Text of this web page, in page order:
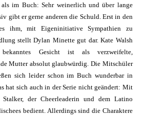
als im Buch: Sehr weinerlich und über lange
gibt er gerne anderen die Schuld. Erst in den
ihm, mit Eigeninitiative Sympathien zu
stellt Dylan Minette gut dar. Kate Walsh
Gesicht ist als verzweifelte,
Mutter absolut glaubwürdig. Die Mitschüler
sich leider schon im Buch wunderbar in
hat sich auch in der Serie nicht geändert: Mit
Stalker, der Cheerleaderin und dem Latino
bedient. Allerdings sind die Charaktere